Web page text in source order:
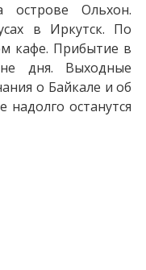
острове Ольхон.
в Иркутск. По
кафе. Прибытие в
дня. Выходные
о Байкале и об
останутся